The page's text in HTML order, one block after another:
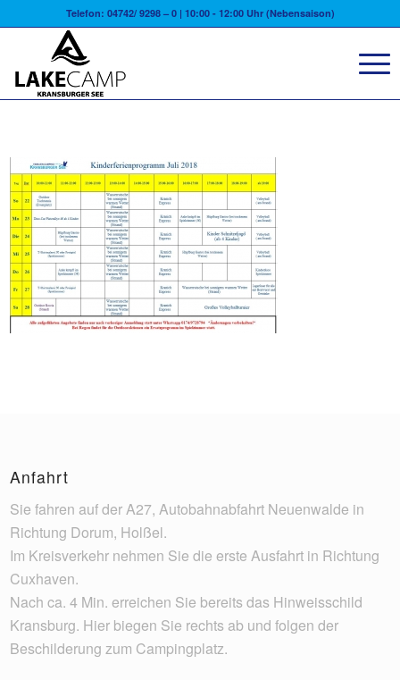
Telefon: 04742/ 9298 – 0 | 10:00 - 12:00 Uhr (Nebensaison)
Anfahrt
Sie fahren auf der A27, Autobahnabfahrt Neuenwalde in
Richtung Dorum, Holßel.
Im Kreisverkehr nehmen Sie die erste Ausfahrt in Richtung
Cuxhaven.
Nach ca. 4 Min. erreichen Sie bereits das Hinweisschild
Kransburg. Hier biegen Sie rechts ab und folgen der
Beschilderung zum Campingplatz.